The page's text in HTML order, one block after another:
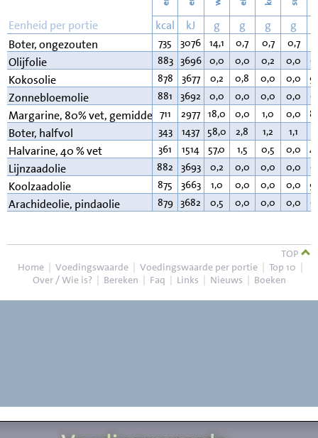
Eenheid per portie kcal kJ g g g g
Boter, ongezouten
735 3076 14,1 0,7 0,7 0,7
Olijfolie 883 3696 0,0 0,0 0,2 0,0
Kokosolie 878 3677 0,2 0,8 0,0 0,0
Zonnebloemolie 881 3692 0,0 0,0 0,0 0,0
Margarine, 80% vet, gemiddeld711 2977 18,0 0,0 1,0 0,0
Boter, halfvol 343 1437 58,0 2,8 1,2 1,1
Halvarine, 40 % vet 361 1514 57,0 1,5 0,5 0,0
Lijnzaadolie 882 3693 0,2 0,0 0,0 0,0
Koolzaadolie 875 3663 1,0 0,0 0,0 0,0
Arachideolie, pindaolie 879 3682 0,5 0,0 0,0 0,0
TOP
Home | Voedingswaarde | Voedingswaarde per portie | Top 10 |
Over / Wie is? | Bereken | Faq | Links | Nieuws | Boeken